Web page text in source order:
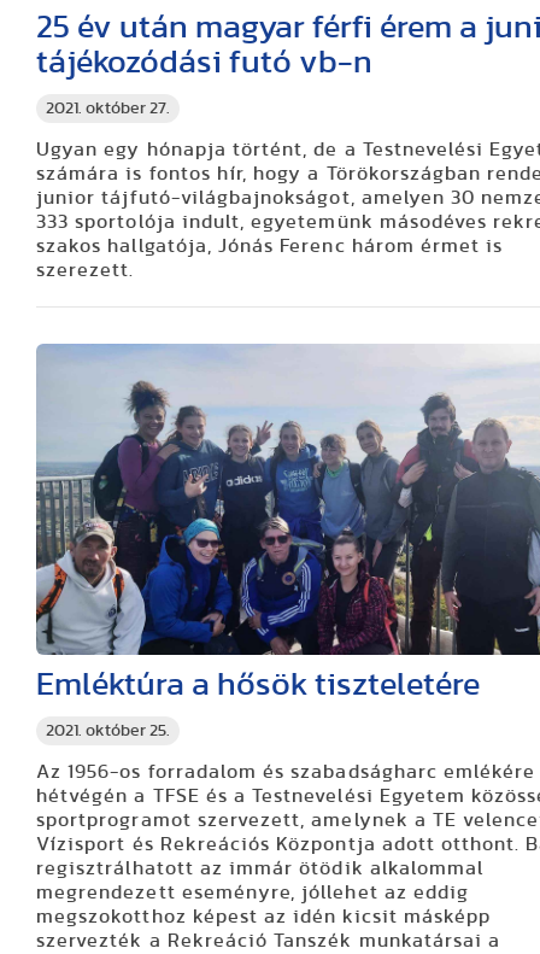
2021. október 27.
25 év után magyar férfi érem a
tájékozódási futó vb-n
Ugyan egy hónapja történt, de a Testnevelési
számára is fontos hír, hogy a Törökországban
junior tájfutó-világbajnokságot, amelyen 30
333 sportolója indult, egyetemünk másodéves
szakos hallgatója, Jónás Ferenc három érmet is
szerezett.
2021. október 25.
Emléktúra a hősök tiszteletére
Az 1956-os forradalom és szabadságharc emlékére
hétvégén a TFSE és a Testnevelési Egyetem
sportprogramot szervezett, amelynek a TE
Vízisport és Rekreációs Központja adott otthont.
regisztrálhatott az immár ötödik alkalommal
megrendezett eseményre, jóllehet az eddig
megszokotthoz képest az idén kicsit másképp
szervezték a Rekreáció Tanszék munkatársai a